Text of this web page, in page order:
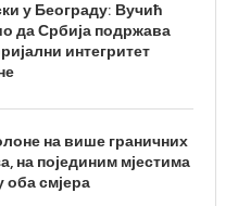
у Београду: Вучић
да Србија подржава
интегритет
на више граничних
на појединим мјестима
оба смјера